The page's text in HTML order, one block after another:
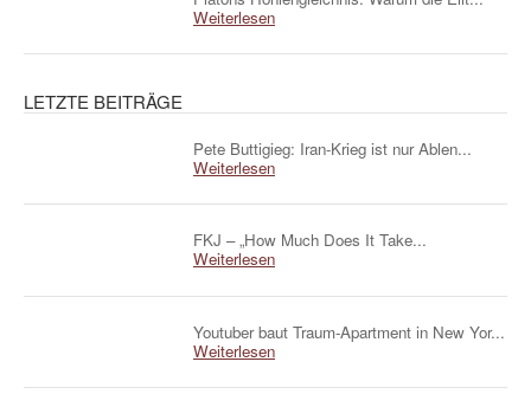
Weiterlesen
LETZTE BEITRÄGE
Pete Buttigieg: Iran-Krieg ist nur Ablen...
Weiterlesen
FKJ – „How Much Does It Take...
Weiterlesen
Youtuber baut Traum-Apartment in New Yor...
Weiterlesen